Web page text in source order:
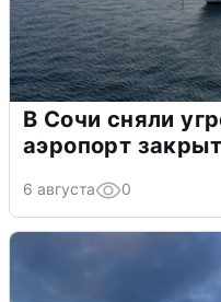
В Сочи сняли
аэропорт закрыт
6 августа 0